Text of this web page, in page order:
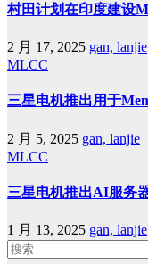
村田计划在印度建设
2 月 17, 2025 gan, lanjie
MLCC
三星电机推出用于
2 月 5, 2025 gan, lanjie
MLCC
三星电机推出AI服务
1 月 13, 2025 gan, lanjie